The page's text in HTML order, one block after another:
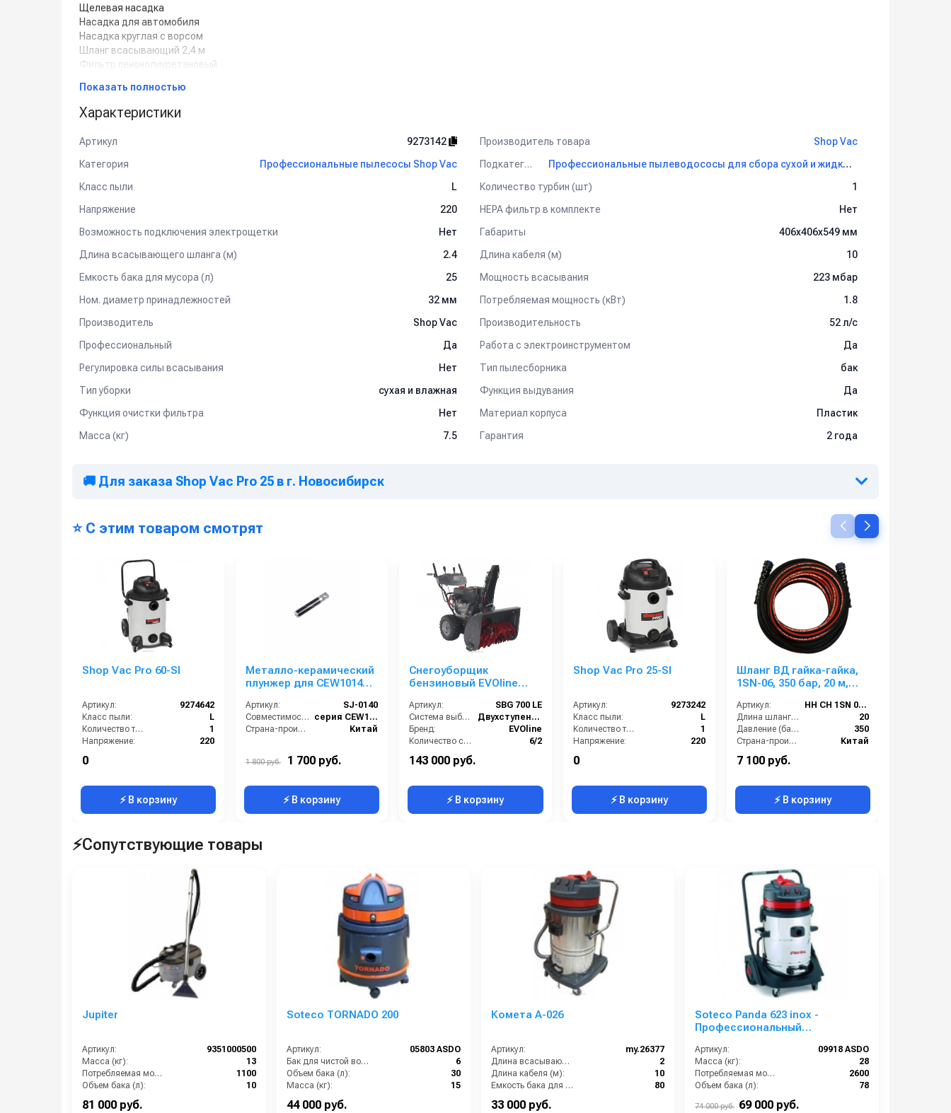
Щелевая насадка
Насадка для автомобиля
Насадка круглая с ворсом
Шланг всасывающий 2,4 м
Фильтр пенонолиуретановый
Удлинительные трубки металл.– 2 шт.
Фильтр-мешок бумажный
Показать полностью
Характеристики
Артикул 9273142 Производитель товара
Shop Vac
Категория
Профессиональные пылесосы Shop Vac Подкатегория
Профессиональные пылеводососы для сбора сухой и жидкой грязи Shop Vac
Класс пыли
L Количество турбин (шт)
1
Напряжение
220 HEPA фильтр в комплекте
Нет
Возможность подключения электрощетки
Нет Габариты
406х406х549 мм
Длина всасывающего шланга (м)
2.4 Длина кабеля (м)
10
Емкость бака для мусора (л)
25 Мощность всасывания
223 мбар
Ном. диаметр принадлежностей
32 мм Потребляемая мощность (кВт)
1.8
Производитель
Shop Vac Производительность
52 л/c
Профессиональный
Да Работа с электроинструментом
Да
Регулировка силы всасывания
Нет Тип пылесборника
бак
Тип уборки
сухая и влажная Функция выдувания
Да
Функция очистки фильтра
Нет Материал корпуса
Пластик
Масса (кг)
7.5 Гарантия 2 года
🚚 Для заказа Shop Vac Pro 25 в г. Новосибирск
⭐ С этим товаром смотрят
Shop Vac Pro 60-SI
Артикул:
9274642
Класс пыли:
L
Количество турбин (шт):
1
Напряжение:
220
0
⚡ В корзину
Металло-керамический
плунжер для CEW1014
Артикул:
SJ-0140
Совместимость:
серия CEW1014
Страна-производитель:
Китай
1 800 руб. 1 700 руб.
⚡ В корзину
Снегоуборщик
бензиновый EVOline
Артикул:
SBG 700 LE
Система выброса:
Двухступенчатая
Бренд:
EVOline
Количество скоростей (вперед/назад):
6/2
Ширина очистки (см):
143 000 руб.
⚡ В корзину
Shop Vac Pro 25-SI
Артикул:
9273242
Класс пыли:
L
Количество турбин (шт):
1
Напряжение:
220
0
⚡ В корзину
Шланг ВД гайка-гайка,
1SN-06, 350 бар, 20 м,
Артикул:
HH CH 1SN 06 M22-20
Длина шланга (м):
20
Давление (бар):
350
Страна-производитель:
Китай
7 100 руб.
⚡ В корзину
⚡Сопутствующие товары
Jupiter
Артикул:
9351000500
Масса (кг):
13
Потребляемая мощность (Вт):
1100
Объем бака (л):
10
81 000 руб.
Soteco TORNADO 200
Артикул:
05803 ASDO
Бак для чистой воды (л):
6
Объем бака (л):
30
Масса (кг):
15
44 000 руб.
Комета А-026
Артикул:
my.26377
Длина всасывающего шланга (м):
2
Длина кабеля (м):
10
Емкость бака для мусора (л):
80
33 000 руб.
Soteco Panda 623 inox -
Профессиональный
Артикул:
09918 ASDO
Масса (кг):
28
Потребляемая мощность (Вт):
2600
Объем бака (л):
78
74 000 руб. 69 000 руб.